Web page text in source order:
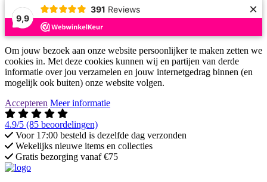
9,9
391 Reviews ×
Om jouw bezoek aan onze website persoonlijker te maken zetten we
cookies in. Met deze cookies kunnen wij en partijen van derde
informatie over jou verzamelen en jouw internetgedrag binnen (en
mogelijk ook buiten) onze website volgen.
Accepteren Meer informatie
4.9/5 (85 beoordelingen)
Voor 17:00 besteld is dezelfde dag verzonden
Wekelijks nieuwe items en collecties
Gratis bezorging vanaf €75